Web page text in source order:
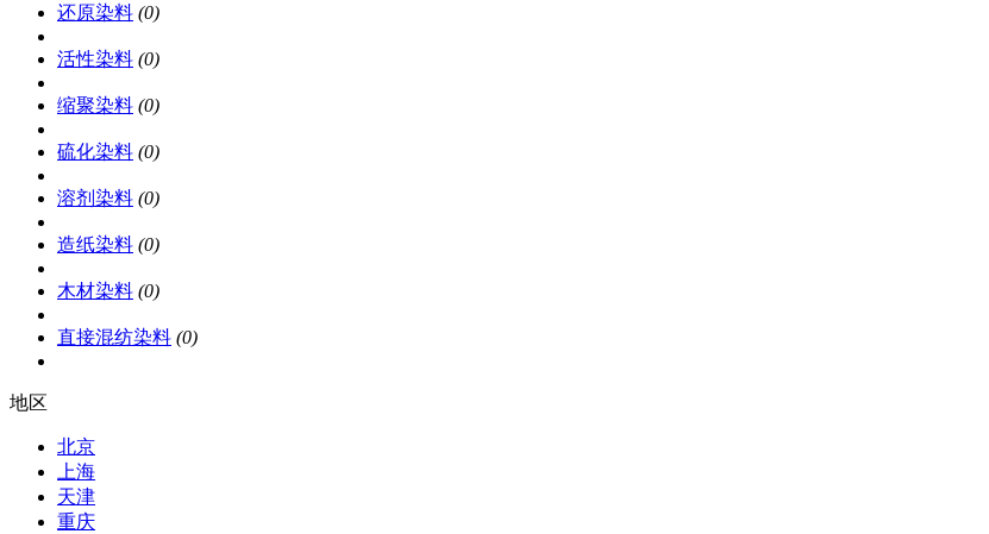
还原染料 (0)
活性染料 (0)
缩聚染料 (0)
硫化染料 (0)
溶剂染料 (0)
造纸染料 (0)
木材染料 (0)
直接混纺染料 (0)
地区
北京
上海
天津
重庆